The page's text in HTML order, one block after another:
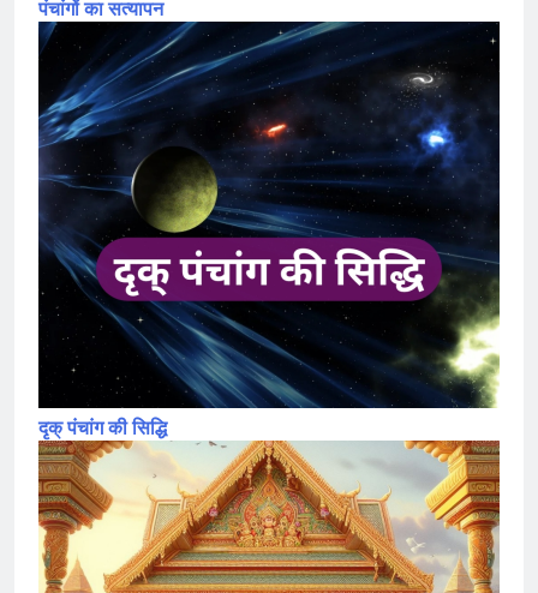
पंचांगों का सत्यापन
दृक् पंचांग की सिद्धि